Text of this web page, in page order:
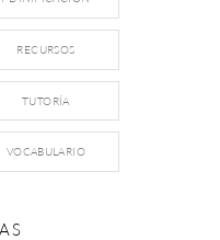
RECURSOS
TUTORÍA
VOCABULARIO